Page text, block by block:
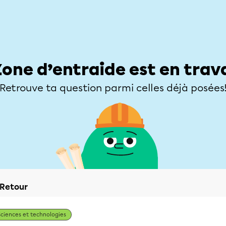
d’entraide est en
Retrouve ta question parmi celles déjà
Retour
et technologies